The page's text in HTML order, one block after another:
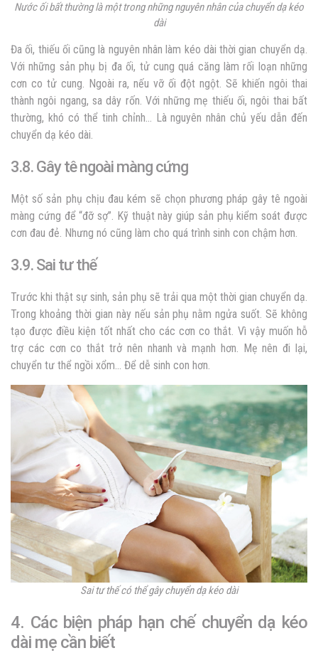
Nước ối bất thường là một trong những nguyên nhân của chuyển dạ kéo
dài
Đa ối, thiếu ối cũng là nguyên nhân làm kéo dài thời gian chuyển dạ.
Với những sản phụ bị đa ối, tử cung quá căng làm rối loạn những
cơn co tử cung. Ngoài ra, nếu vỡ ối đột ngột. Sẽ khiến ngôi thai
thành ngôi ngang, sa dây rốn. Với những mẹ thiếu ối, ngôi thai bất
thường, khó có thể tinh chỉnh… Là nguyên nhân chủ yếu dẫn đến
chuyển dạ kéo dài.
3.8. Gây tê ngoài màng cứng
Một số sản phụ chịu đau kém sẽ chọn phương pháp gây tê ngoài
màng cứng để “đỡ sợ”. Kỹ thuật này giúp sản phụ kiểm soát được
cơn đau đẻ. Nhưng nó cũng làm cho quá trình sinh con chậm hơn.
3.9. Sai tư thế
Trước khi thật sự sinh, sản phụ sẽ trải qua một thời gian chuyển dạ.
Trong khoảng thời gian này nếu sản phụ nằm ngửa suốt. Sẽ không
tạo được điều kiện tốt nhất cho các cơn co thắt. Vì vậy muốn hỗ
trợ các cơn co thắt trở nên nhanh và mạnh hơn. Mẹ nên đi lại,
chuyển tư thể ngồi xổm… Để dễ sinh con hơn.
Sai tư thế có thể gây chuyển dạ kéo dài
4. Các biện pháp hạn chế chuyển dạ kéo
dài mẹ cần biết